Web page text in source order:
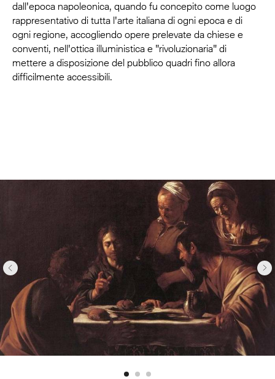
dall'epoca napoleonica, quando fu concepito come luogo
rappresentativo di tutta l'arte italiana di ogni epoca e di
ogni regione, accogliendo opere prelevate da chiese e
conventi, nell'ottica illuministica e "rivoluzionaria" di
mettere a disposizione del pubblico quadri fino allora
difficilmente accessibili.